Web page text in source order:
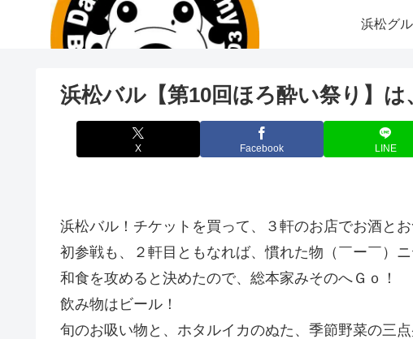
浜松グ
浜松バル【第10回ほろ酔い祭り】
X Facebook LINE
浜松バル！チケットを買って、３軒のお店でお酒とお
初参戦も、２軒目ともなれば、慣れた物（￣ー￣）ニ
和食を攻めると決めたので、総本家みそのへＧｏ！
飲み物はビール！
旬のお吸い物と、ホタルイカのぬた、季節野菜の三